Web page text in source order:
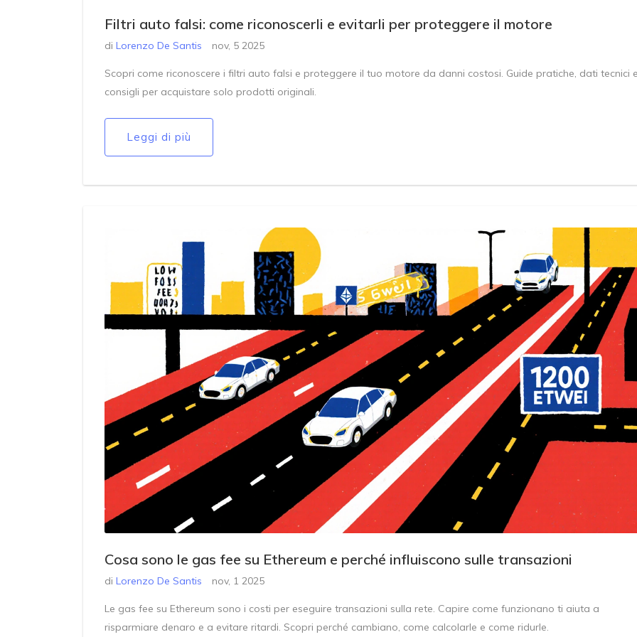
Filtri auto falsi: come riconoscerli e evitarli per proteggere il motore
di Lorenzo De Santis nov, 5 2025
Scopri come riconoscere i filtri auto falsi e proteggere il tuo motore da danni costosi. Guide pratiche, dati tecnici
consigli per acquistare solo prodotti originali.
Leggi di più
Cosa sono le gas fee su Ethereum e perché influiscono sulle transazioni
di Lorenzo De Santis nov, 1 2025
Le gas fee su Ethereum sono i costi per eseguire transazioni sulla rete. Capire come funzionano ti aiuta a
risparmiare denaro e a evitare ritardi. Scopri perché cambiano, come calcolarle e come ridurle.